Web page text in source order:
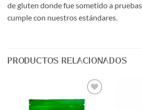
de gluten donde fue sometido a
cumple con nuestros estándares.
PRODUCTOS RELACIONADOS
Agregar